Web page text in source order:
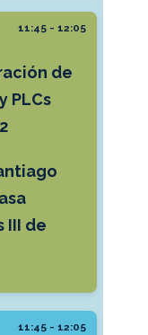
11:45 - 12:05
de
PLCs
III de
11:45 - 12:05